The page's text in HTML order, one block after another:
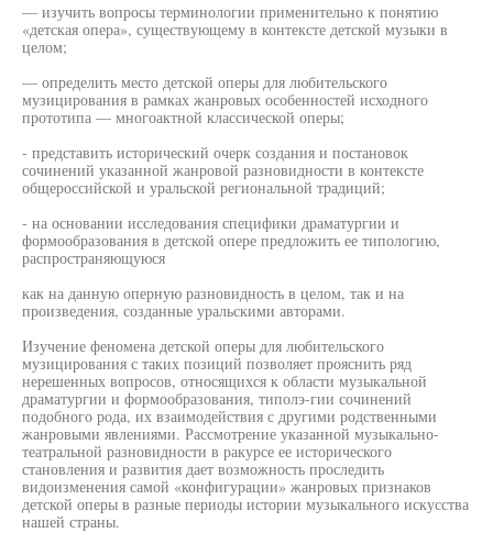
— изучить вопросы терминологии применительно к понятию
«детская опера», существующему в контексте детской музыки в
целом;
— определить место детской оперы для любительского
музицирования в рамках жанровых особенностей исходного
прототипа — многоактной классической оперы;
- представить исторический очерк создания и постановок
сочинений указанной жанровой разновидности в контексте
общероссийской и уральской региональной традиций;
- на основании исследования специфики драматургии и
формообразования в детской опере предложить ее типологию,
распространяющуюся
как на данную оперную разновидность в целом, так и на
произведения, созданные уральскими авторами.
Изучение феномена детской оперы для любительского
музицирования с таких позиций позволяет прояснить ряд
нерешенных вопросов, относящихся к области музыкальной
драматургии и формообразования, типолэ-гии сочинений
подобного рода, их взаимодействия с другими родственными
жанровыми явлениями. Рассмотрение указанной музыкально-
театральной разновидности в ракурсе ее исторического
становления и развития дает возможность проследить
видоизменения самой «конфигурации» жанровых признаков
детской оперы в разные периоды истории музыкального искусства
нашей страны.